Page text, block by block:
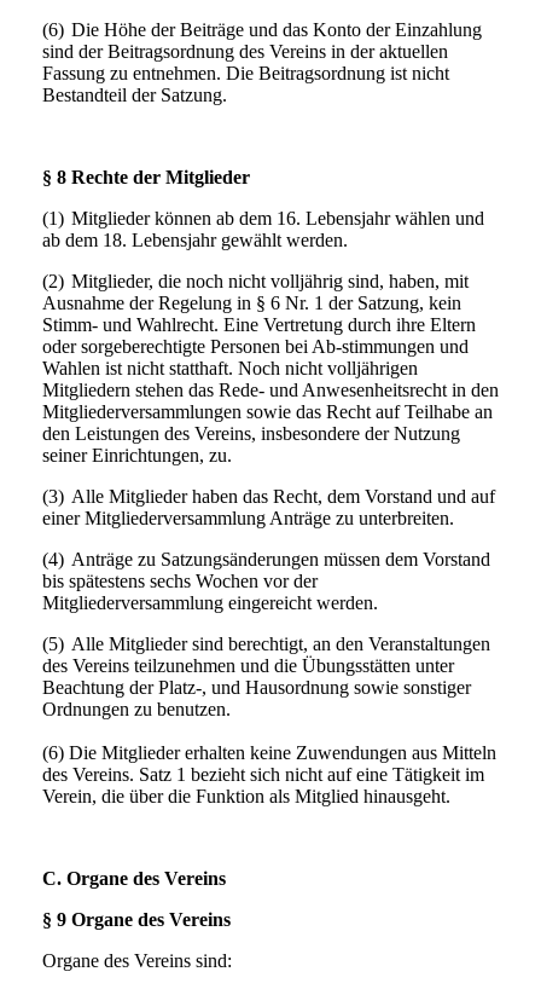
(6) Die Höhe der Beiträge und das Konto der Einzahlung
sind der Beitragsordnung des Vereins in der aktuellen
Fassung zu entnehmen. Die Beitragsordnung ist nicht
Bestandteil der Satzung.
§ 8 Rechte der Mitglieder
(1) Mitglieder können ab dem 16. Lebensjahr wählen und
ab dem 18. Lebensjahr gewählt werden.
(2) Mitglieder, die noch nicht volljährig sind, haben, mit
Ausnahme der Regelung in § 6 Nr. 1 der Satzung, kein
Stimm- und Wahlrecht. Eine Vertretung durch ihre Eltern
oder sorgeberechtigte Personen bei Ab-stimmungen und
Wahlen ist nicht statthaft. Noch nicht volljährigen
Mitgliedern stehen das Rede- und Anwesenheitsrecht in den
Mitgliederversammlungen sowie das Recht auf Teilhabe an
den Leistungen des Vereins, insbesondere der Nutzung
seiner Einrichtungen, zu.
(3) Alle Mitglieder haben das Recht, dem Vorstand und auf
einer Mitgliederversammlung Anträge zu unterbreiten.
(4) Anträge zu Satzungsänderungen müssen dem Vorstand
bis spätestens sechs Wochen vor der
Mitgliederversammlung eingereicht werden.
(5) Alle Mitglieder sind berechtigt, an den Veranstaltungen
des Vereins teilzunehmen und die Übungsstätten unter
Beachtung der Platz-, und Hausordnung sowie sonstiger
Ordnungen zu benutzen.
(6) Die Mitglieder erhalten keine Zuwendungen aus Mitteln
des Vereins. Satz 1 bezieht sich nicht auf eine Tätigkeit im
Verein, die über die Funktion als Mitglied hinausgeht.
C. Organe des Vereins
§ 9 Organe des Vereins
Organe des Vereins sind: